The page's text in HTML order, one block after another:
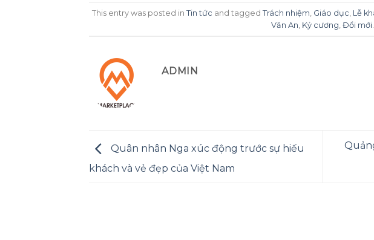
This entry was posted inTin tức and taggedTrách nhiệm Giáo dục Lễ
Văn An Kỷ cương ,Đổi mới
ADMIN
Quân nhân Nga xúc động trước sự hiếu
khách và vẻ đẹp của Việt Nam